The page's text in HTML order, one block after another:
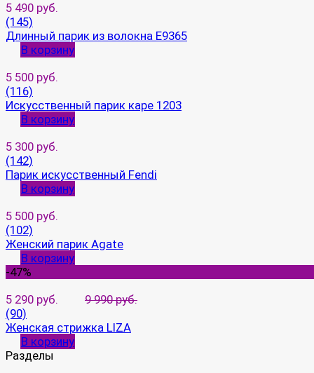
5 490 руб.
(145)
Длинный парик из волокна E9365
В корзину
5 500 руб.
(116)
Искусственный парик каре 1203
В корзину
5 300 руб.
(142)
Парик искусственный Fendi
В корзину
5 500 руб.
(102)
Женский парик Agate
В корзину
-47%
5 290 руб.
9 990 руб.
(90)
Женская стрижка LIZA
В корзину
Разделы